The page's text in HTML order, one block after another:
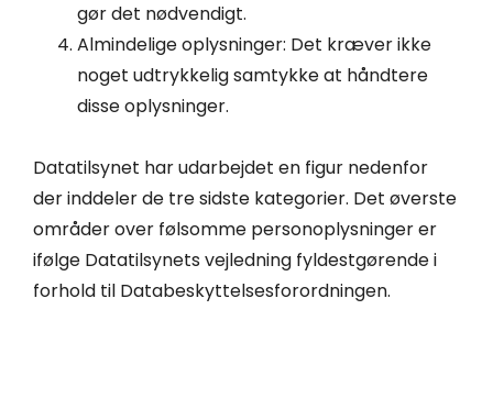
gør det nødvendigt.
Almindelige oplysninger: Det kræver ikke
noget udtrykkelig samtykke at håndtere
disse oplysninger.
Datatilsynet har udarbejdet en figur nedenfor
der inddeler de tre sidste kategorier. Det øverste
områder over følsomme personoplysninger er
ifølge Datatilsynets vejledning fyldestgørende i
forhold til Databeskyttelsesforordningen.